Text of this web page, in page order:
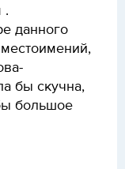
.
данного
бы скучна,
большое